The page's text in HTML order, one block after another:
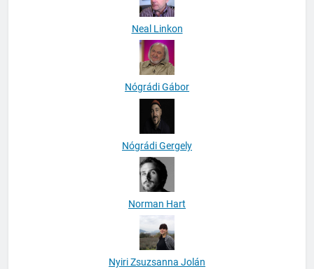
Neal Linkon
Nógrádi Gábor
Nógrádi Gergely
Norman Hart
Nyiri Zsuzsanna Jolán